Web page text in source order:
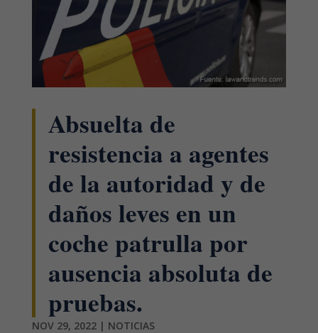
Absuelta de
resistencia a agentes
de la autoridad y de
daños leves en un
coche patrulla por
ausencia absoluta de
pruebas.
NOV 29, 2022| NOTICIAS